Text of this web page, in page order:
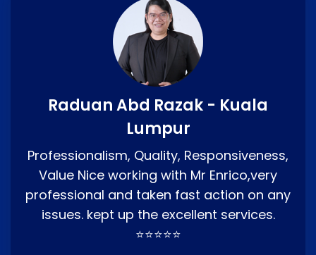
Raduan Abd Razak - Kuala
Lumpur
Professionalism, Quality, Responsiveness,
Value Nice working with Mr Enrico,very
professional and taken fast action on any
issues. kept up the excellent services.
⭐⭐⭐⭐⭐